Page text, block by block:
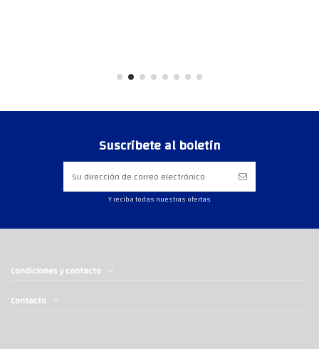
Suscríbete al boletín
Y reciba todas nuestras ofertas
Condiciones y contacto
Contacto